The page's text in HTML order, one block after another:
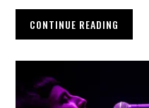
CONTINUE READING